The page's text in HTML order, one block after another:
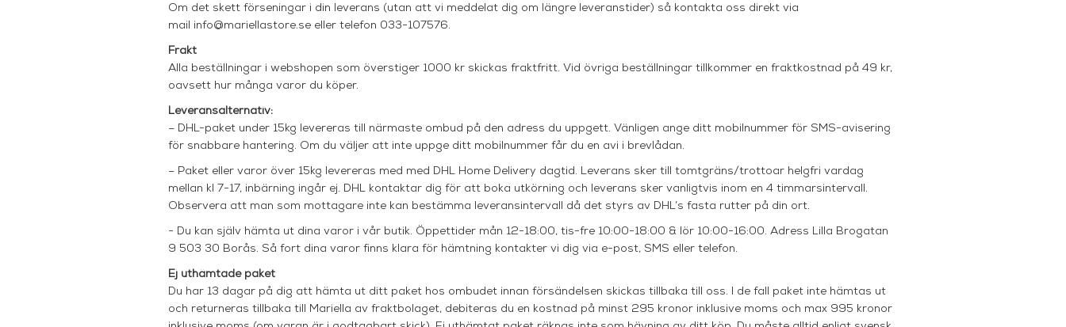
Om det skett förseningar i din leverans (utan att vi meddelat dig om längre leveranstider) så kontakta oss direkt via
mail info@mariellastore.se eller telefon 033-107576.
Frakt
Alla beställningar i webshopen som överstiger 1000 kr skickas fraktfritt. Vid övriga beställningar tillkommer en fraktkostnad på 49 kr,
oavsett hur många varor du köper.
Leveransalternativ:
– DHL-paket under 15kg levereras till närmaste ombud på den adress du uppgett. Vänligen ange ditt mobilnummer för SMS-avisering
för snabbare hantering. Om du väljer att inte uppge ditt mobilnummer får du en avi i brevlådan.
– Paket eller varor över 15kg levereras med med DHL Home Delivery dagtid. Leverans sker till tomtgräns/trottoar helgfri vardag
mellan kl 7-17, inbärning ingår ej. DHL kontaktar dig för att boka utkörning och leverans sker vanligtvis inom en 4 timmarsintervall.
Observera att man som mottagare inte kan bestämma leveransintervall då det styrs av DHL’s fasta rutter på din ort.
- Du kan själv hämta ut dina varor i vår butik. Öppettider mån 12-18:00, tis-fre 10:00-18:00 & lör 10:00-16:00. Adress Lilla Brogatan
9 503 30 Borås. Så fort dina varor finns klara för hämtning kontakter vi dig via e-post, SMS eller telefon.
Ej uthämtade paket
Du har 13 dagar på dig att hämta ut ditt paket hos ombudet innan försändelsen skickas tillbaka till oss. I de fall paket inte hämtas ut
och returneras tillbaka till Mariella av fraktbolaget, debiteras du en kostnad på minst 295 kronor inklusive moms och max 995 kronor